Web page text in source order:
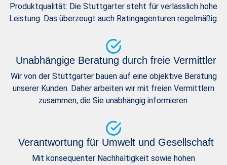
Produktqualität: Die Stuttgarter steht für verlässlich hohe
Leistung. Das überzeugt auch Ratingagenturen regelmäßig.
Unabhängige Beratung durch freie Vermittler
Wir von der Stuttgarter bauen auf eine objektive Beratung
unserer Kunden. Daher arbeiten wir mit freien Vermittlern
zusammen, die Sie unabhängig informieren.
Verantwortung für Umwelt und Gesellschaft
Mit konsequenter Nachhaltigkeit sowie hohen